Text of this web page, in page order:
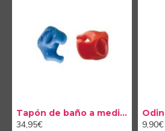
Tapón de baño a medida
34,95€ 9,90€